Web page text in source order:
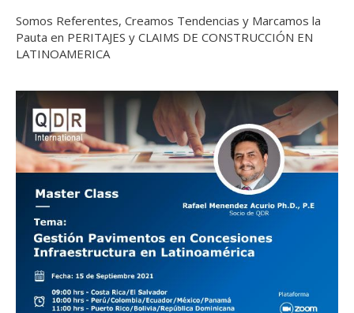
Somos Referentes, Creamos Tendencias y Marcamos la
Pauta en PERITAJES y CLAIMS DE CONSTRUCCIÓN EN
LATINOAMERICA